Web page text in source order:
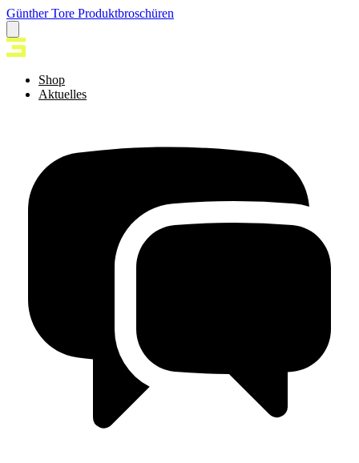
Günther Tore Produktbroschüren
Shop
Aktuelles